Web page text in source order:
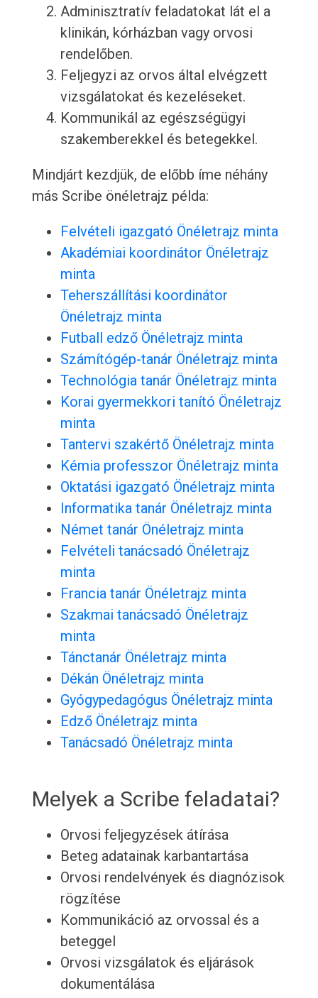
Adminisztratív feladatokat lát el a
klinikán, kórházban vagy orvosi
rendelőben.
Feljegyzi az orvos által elvégzett
vizsgálatokat és kezeléseket.
Kommunikál az egészségügyi
szakemberekkel és betegekkel.
Mindjárt kezdjük, de előbb íme néhány
más Scribe önéletrajz példa:
Felvételi igazgató Önéletrajz minta
Akadémiai koordinátor Önéletrajz
minta
Teherszállítási koordinátor
Önéletrajz minta
Futball edző Önéletrajz minta
Számítógép-tanár Önéletrajz minta
Technológia tanár Önéletrajz minta
Korai gyermekkori tanító Önéletrajz
minta
Tantervi szakértő Önéletrajz minta
Kémia professzor Önéletrajz minta
Oktatási igazgató Önéletrajz minta
Informatika tanár Önéletrajz minta
Német tanár Önéletrajz minta
Felvételi tanácsadó Önéletrajz
minta
Francia tanár Önéletrajz minta
Szakmai tanácsadó Önéletrajz
minta
Tánctanár Önéletrajz minta
Dékán Önéletrajz minta
Gyógypedagógus Önéletrajz minta
Edző Önéletrajz minta
Tanácsadó Önéletrajz minta
Melyek a Scribe feladatai?
Orvosi feljegyzések átírása
Beteg adatainak karbantartása
Orvosi rendelvények és diagnózisok
rögzítése
Kommunikáció az orvossal és a
beteggel
Orvosi vizsgálatok és eljárások
dokumentálása